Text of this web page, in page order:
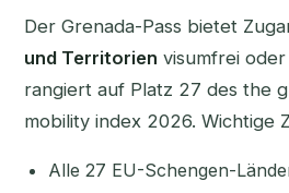
Der Grenada-Pass bietet
und Territorien visumfrei
rangiert auf Platz 27 des the
mobility index 2026. Wichtige
Alle 27 EU-Schengen-